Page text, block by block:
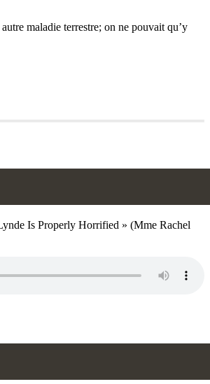
maladie terrestre; on ne pouvait qu’y
Is Properly Horrified » (Mme Rachel